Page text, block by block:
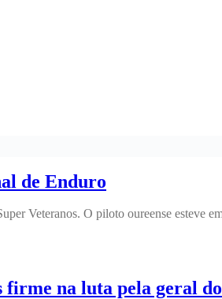
de Enduro
Veteranos. O piloto oureense esteve
na luta pela geral